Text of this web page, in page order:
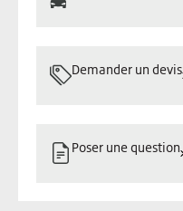
Demander un devis
Poser une question